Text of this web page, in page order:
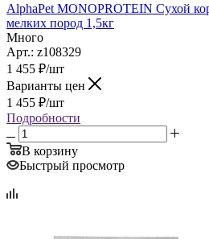
AlphaPet MONOPROTEIN Сухой
мелких пород 1,5кг
Много
Арт.: z108329
1 455 ₽/шт
Варианты цен
1 455 ₽/шт
Подробности
В корзину
Быстрый просмотр